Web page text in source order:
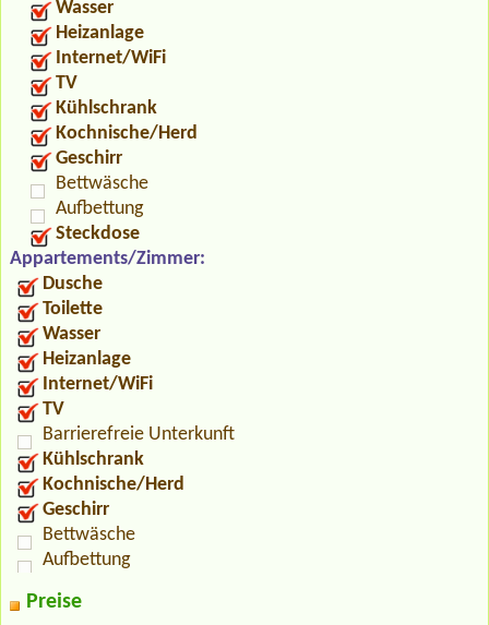
Wasser
Heizanlage
Internet/WiFi
TV
Kühlschrank
Kochnische/Herd
Geschirr
Bettwäsche
Aufbettung
Steckdose
Appartements/Zimmer:
Dusche
Toilette
Wasser
Heizanlage
Internet/WiFi
TV
Barrierefreie Unterkunft
Kühlschrank
Kochnische/Herd
Geschirr
Bettwäsche
Aufbettung
Preise